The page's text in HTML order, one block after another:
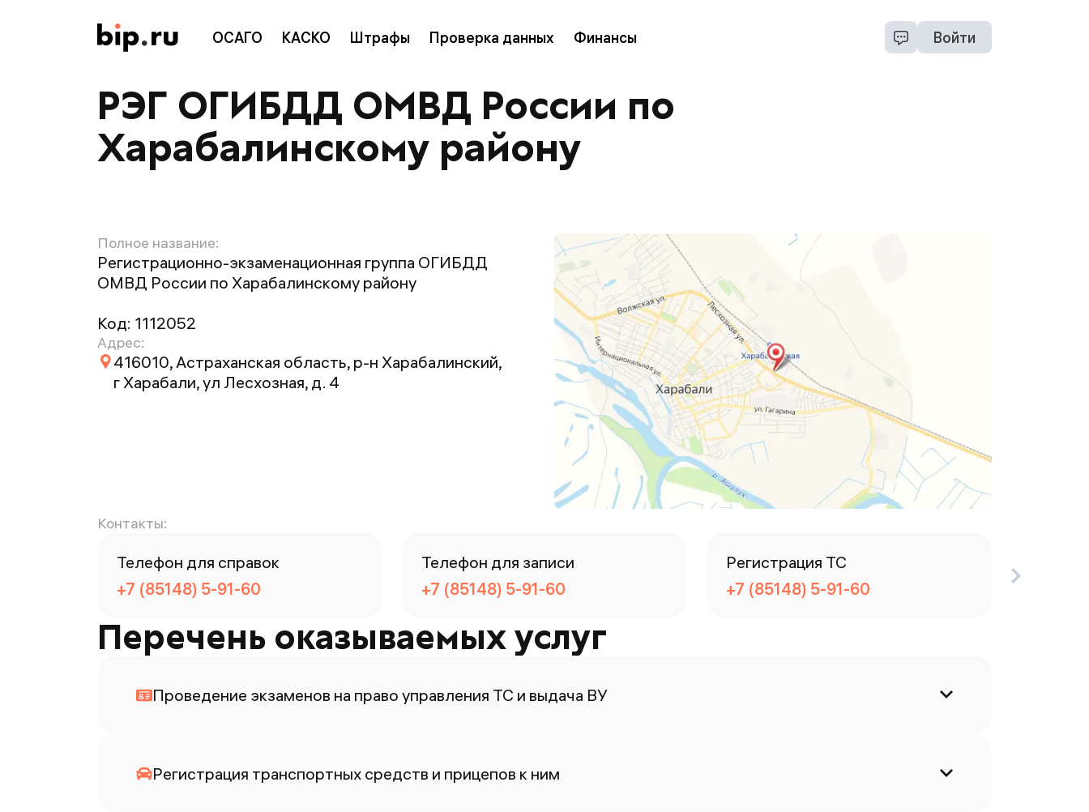
ОСАГО КАСКО Штрафы Проверка данных Финансы Войти
РЭГ ОГИБДД ОМВД России по
Харабалинскому району
Полное название:
Регистрационно-экзаменационная группа ОГИБДД
ОМВД России по Харабалинскому району
Код: 1112052
Адрес:
416010, Астраханская область, р-н Харабалинский,
г Харабали, ул Лесхозная, д. 4
Контакты:
Телефон для справок
+7 (85148) 5-91-60
Телефон для записи
+7 (85148) 5-91-60
Регистрация ТС
+7 (85148) 5-91-60
Перечень оказываемых услуг
Проведение экзаменов на право управления ТС и выдача ВУ
Регистрация транспортных средств и прицепов к ним